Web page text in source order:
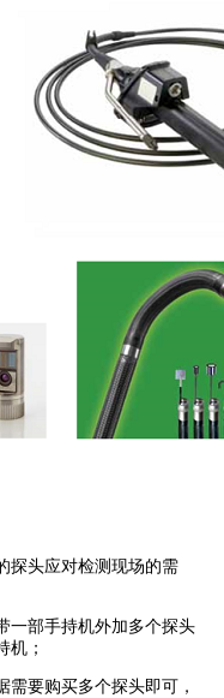
探头应对检测现场的需
一部手持机外加多个探头
机；
需要购买多个探头即可，